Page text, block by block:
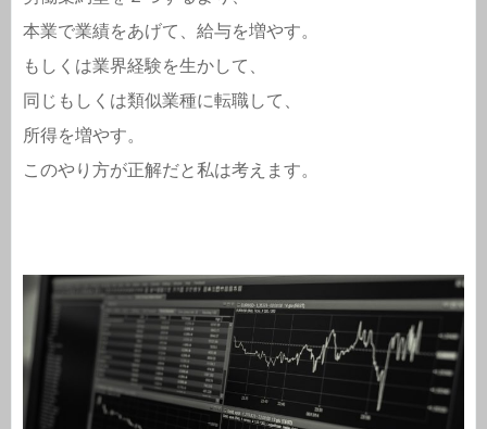
本業で業績をあげて、給与を増やす。
もしくは業界経験を生かして、
同じもしくは類似業種に転職して、
所得を増やす。
このやり方が正解だと私は考えます。